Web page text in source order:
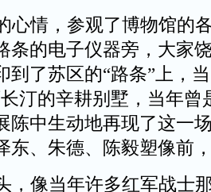
情，参观了博物馆的
条的电子仪器旁，大家
到了苏区的“路条”上，
汀的辛耕别墅，当年曾
陈中生动地再现了这一
东、朱德、陈毅塑像前
像当年许多红军战士